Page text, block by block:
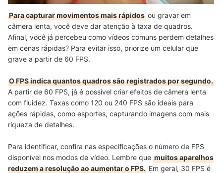
Para capturar movimentos mais rápidos ou gravar em
câmera lenta, você deve dar atenção à taxa de quadros.
Afinal, você já percebeu como vídeos comuns perdem detalhes
em cenas rápidas? Para evitar isso, priorize um celular que
grave a partir de 60 FPS.
O FPS indica quantos quadros são registrados por segundo.
A partir de 60 FPS, já é possível criar efeitos de câmera lenta
com fluidez. Taxas como 120 ou 240 FPS são ideais para
ações rápidas, como esportes, capturando imagens com mais
riqueza de detalhes.
Para identificar, confira nas especificações o número de FPS
disponível nos modos de vídeo. Lembre que muitos aparelhos
reduzem a resolução ao aumentar o FPS. Em geral, 30 FPS é